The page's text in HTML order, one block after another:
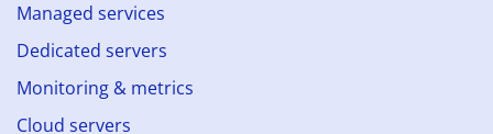
Managed services
Dedicated servers
Monitoring & metrics
Cloud servers